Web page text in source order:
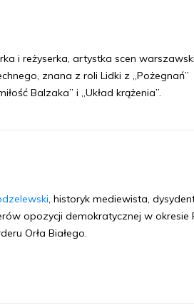
i reżyserka, artystka scen
znana z roli Lidki z „Pożegnań”
Balzaka” i „Układ krążenia”.
, historyk mediewista,
opozycji demokratycznej w okresie
Orła Białego.